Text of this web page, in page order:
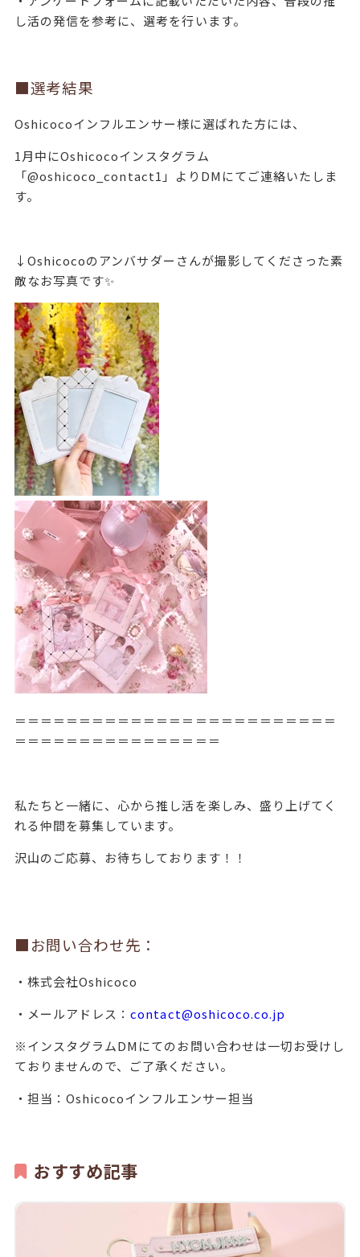
し活の発信を参考に、選考を行います。
■選考結果
Oshicocoインフルエンサー様に選ばれた方には、
1月中にOshicocoインスタグラム
「@oshicoco_contact1」よりDMにてご連絡いたしま
す。
↓Oshicocoのアンバサダーさんが撮影してくださった素
敵なお写真です✨
＝＝＝＝＝＝＝＝＝＝＝＝＝＝＝＝＝＝＝＝＝＝＝＝＝
＝＝＝＝＝＝＝＝＝＝＝＝＝＝＝＝
私たちと一緒に、心から推し活を楽しみ、 盛り上げてく
れる仲間を募集しています。
沢山のご応募、お待ちしております！！
■お問い合わせ先：
・株式会社Oshicoco
・メールアドレス：contact@oshicoco.co.jp
※インスタグラムDMにてのお問い合わせは一切お受けし
ておりませんので、ご了承ください。
・担当：Oshicocoインフルエンサー担当
おすすめ記事